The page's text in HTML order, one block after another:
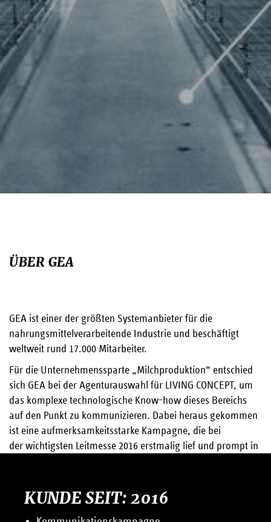
ÜBER GEA
GEA ist einer der größten Systemanbieter für die
nahrungsmittel­verarbeitende Industrie und beschäftigt
weltweit rund 17.000 Mitarbeiter.
Für die Unternehmenssparte „Milchproduktion“ entschied
sich GEA bei der Agenturauswahl für LIVING CONCEPT, um
das komplexe technologische Know-how dieses Bereichs
auf den Punkt zu kommunizieren. Dabei heraus gekommen
ist eine aufmerksamkeitsstarke Kampagne, die bei
der wichtigsten Leitmesse 2016 erstmalig lief und prompt in
KUNDE SEIT: 2016